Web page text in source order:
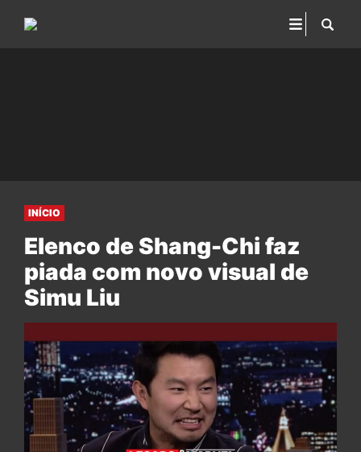
INÍCIO
Elenco de Shang-Chi faz
piada com novo visual de
Simu Liu